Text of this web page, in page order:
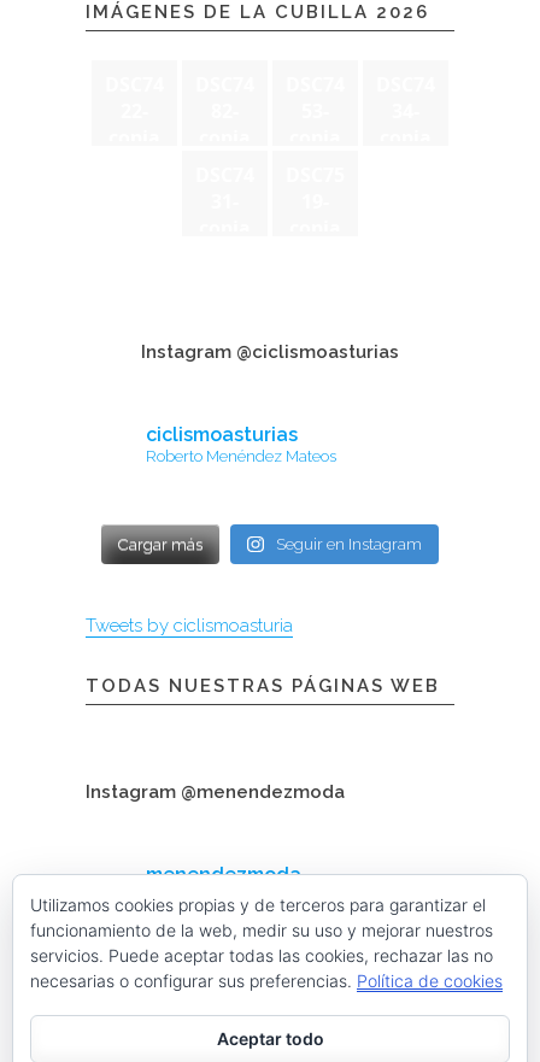
IMÁGENES DE LA CUBILLA 2026
Instagram @ciclismoasturias
ciclismoasturias
Roberto Menéndez Mateos
Cargar más Seguir en Instagram
Tweets by ciclismoasturia
TODAS NUESTRAS PÁGINAS WEB
Instagram @menendezmoda
menendezmoda
Menéndez Moda hombre
Cargar más Seguir en Instagram
Utilizamos cookies propias y de terceros para garantizar el
funcionamiento de la web, medir su uso y mejorar nuestros
servicios. Puede aceptar todas las cookies, rechazar las no
necesarias o configurar sus preferencias. Política de cookies
Aceptar todo